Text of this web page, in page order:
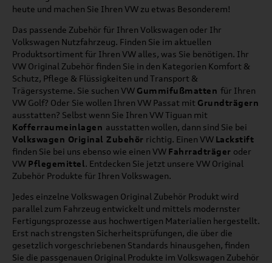
heute und machen Sie Ihren VW zu etwas Besonderem!
Das passende Zubehör für Ihren Volkswagen oder Ihr
Volkswagen Nutzfahrzeug. Finden Sie im aktuellen
Produktsortiment für Ihren VW alles, was Sie benötigen. Ihr
VW Original Zubehör finden Sie in den Kategorien Komfort &
Schutz, Pflege & Flüssigkeiten und Transport &
Trägersysteme. Sie suchen VW Gummifußmatten für Ihren
VW Golf? Oder Sie wollen Ihren VW Passat mit Grundträgern
ausstatten? Selbst wenn Sie Ihren VW Tiguan mit
Kofferraumeinlagen ausstatten wollen, dann sind Sie bei
Volkswagen Original Zubehör richtig. Einen VW Lackstift
finden Sie bei uns ebenso wie einen VW Fahrradträger oder
VW Pflegemittel. Entdecken Sie jetzt unsere VW Original
Zubehör Produkte für Ihren Volkswagen.
Jedes einzelne Volkswagen Original Zubehör Produkt wird
parallel zum Fahrzeug entwickelt und mittels modernster
Fertigungsprozesse aus hochwertigen Materialien hergestellt.
Erst nach strengsten Sicherheitsprüfungen, die über die
gesetzlich vorgeschriebenen Standards hinausgehen, finden
Sie die passgenauen Original Produkte im Volkswagen Zubehör